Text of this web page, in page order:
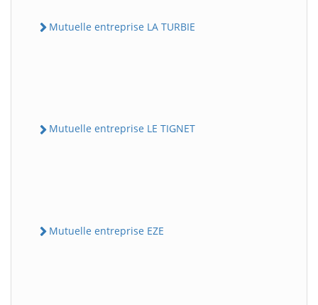
Mutuelle entreprise LA TURBIE
Mutuelle entreprise LE TIGNET
Mutuelle entreprise EZE